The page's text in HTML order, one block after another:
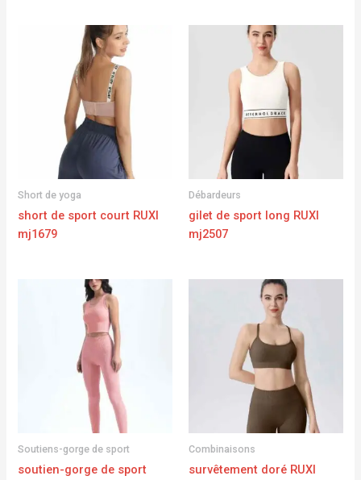
Short de yoga
short de sport court RUXI
mj1679
Débardeurs
gilet de sport long RUXI
mj2507
Soutiens-gorge de sport
soutien-gorge de sport
Combinaisons
survêtement doré RUXI